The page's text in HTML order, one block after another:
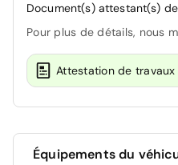
Document(s) attestant(s)
Pour plus de détails, nous
Attestation de travaux
Équipements du